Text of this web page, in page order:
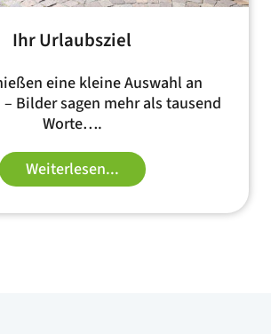
Ihr Urlaubsziel
eine kleine Auswahl an
Bilder sagen mehr als tausend
Worte….
Weiterlesen...